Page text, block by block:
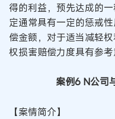
得的利益，预先达成的
定通常具有一定的惩戒
偿金额，对于适当减轻
权损害赔偿力度具有参考
案例6 N公司
【案情简介】